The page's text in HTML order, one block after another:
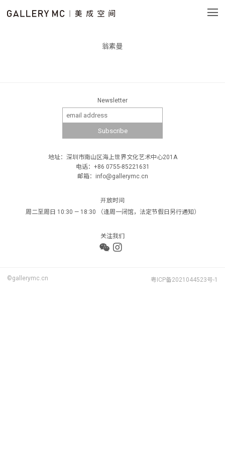
翁素曼
Newsletter
地址：深圳市南山区海上世界文化艺术中心201A
电话：+86 0755-85221631
邮箱：info@gallerymc.cn
开放时间
周二至周日 10:30 — 18:30 （逢周一闭馆，法定节假日另行通知）
关注我们
©gallerymc.cn 粤ICP备2021044523号-1